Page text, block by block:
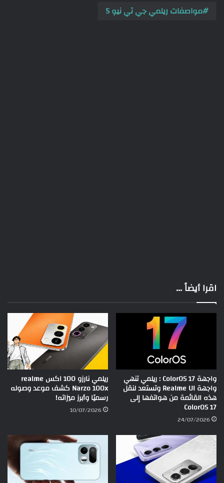
مواصفات ريلمي جي تي نيو 5
اقرا أيضاً ...
واجهة ColorOS 17 : ريلمي تنهي
واجهة Realme UI وتستعد لنقل
هذه القائمة من هواتفها إلى
ColorOS 17
24/07/2026
ريلمي نارزو 100 اكس realme
Narzo 100x كشف موعد وصوله
رسميًا وأبرز ميزاته!
10/07/2026